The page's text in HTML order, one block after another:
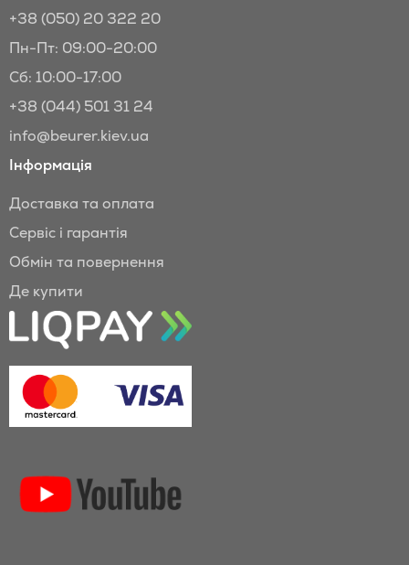
+38 (050) 20 322 20
Пн-Пт: 09:00-20:00
Сб: 10:00-17:00
+38 (044) 501 31 24
info@beurer.kiev.ua
Інформація
Доставка та оплата
Сервіс і гарантія
Обмін та повернення
Де купити